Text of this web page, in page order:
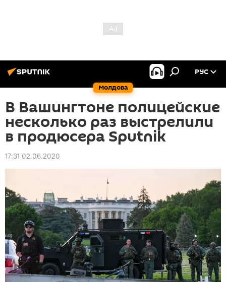
Молдова
РУС
В Вашингтоне полицейские
несколько раз выстрелили
в продюсера Sputnik
17:31 02.06.2020